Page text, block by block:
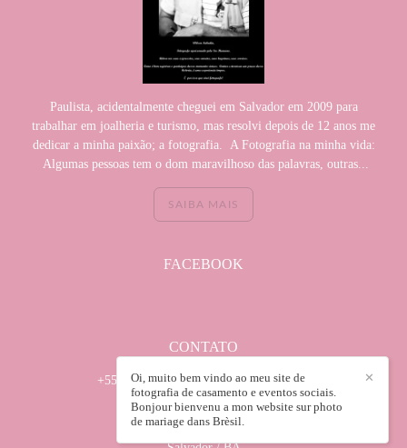
Paulista, acidentalmente cheguei em Salvador em 2009 para
trabalhar em joalheria e turismo, mas resolvi depois de 12 anos me
dedicar a minha paixão; a fotografia. A Fotografia na minha vida:
Algumas pessoas tem o dom maravilhoso das palavras, outras...
SAIBA MAIS
FACEBOOK
CONTATO
+55 (71) 982950035 / +55(71) 32418672
Enviar mensagem
wilsonsabadin@hotmail.com
✕
Oi, muito bem vindo ao meu site de
fotografia de casamento e eventos sociais.
Bonjour bienvenu a mon website sur photo
de mariage dans Brèsil.